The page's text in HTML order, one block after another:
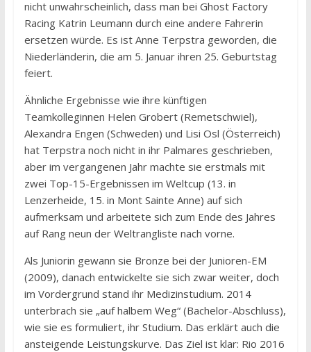
nicht unwahrscheinlich, dass man bei Ghost Factory
Racing Katrin Leumann durch eine andere Fahrerin
ersetzen würde. Es ist Anne Terpstra geworden, die
Niederländerin, die am 5. Januar ihren 25. Geburtstag
feiert.
Ähnliche Ergebnisse wie ihre künftigen
Teamkolleginnen Helen Grobert (Remetschwiel),
Alexandra Engen (Schweden) und Lisi Osl (Österreich)
hat Terpstra noch nicht in ihr Palmares geschrieben,
aber im vergangenen Jahr machte sie erstmals mit
zwei Top-15-Ergebnissen im Weltcup (13. in
Lenzerheide, 15. in Mont Sainte Anne) auf sich
aufmerksam und arbeitete sich zum Ende des Jahres
auf Rang neun der Weltrangliste nach vorne.
Als Juniorin gewann sie Bronze bei der Junioren-EM
(2009), danach entwickelte sie sich zwar weiter, doch
im Vordergrund stand ihr Medizinstudium. 2014
unterbrach sie „auf halbem Weg“ (Bachelor-Abschluss),
wie sie es formuliert, ihr Studium. Das erklärt auch die
ansteigende Leistungskurve. Das Ziel ist klar: Rio 2016